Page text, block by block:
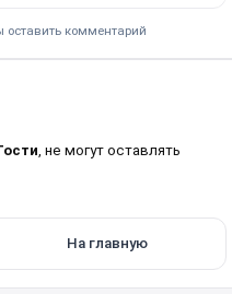
оставить комментарий
, не могут оставлять
На главную